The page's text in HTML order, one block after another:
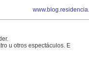
u otros espectáculos. E